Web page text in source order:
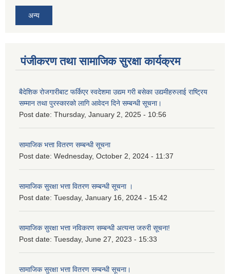
अन्य
पंजीकरण तथा सामाजिक सुरक्षा कार्यक्रम
बैदेशिक रोजगारीबाट फर्किएर स्वदेशमा उद्यम गरी बसेका उद्यमीहरुलाई राष्‍ट्रिय
सम्मान तथा पुरस्कारको लागि आवेदन दिने सम्बन्धी सूचना।
Post date: Thursday, January 2, 2025 - 10:56
सामाजिक भत्ता वितरण सम्बन्धी सूचना
Post date: Wednesday, October 2, 2024 - 11:37
सामाजिक सुरक्षा भत्ता वितरण सम्बन्धी सूचना ।
Post date: Tuesday, January 16, 2024 - 15:42
सामाजिक सुरक्षा भत्ता नविकरण सम्बन्धी अत्यन्त जरुरी सूचना!
Post date: Tuesday, June 27, 2023 - 15:33
सामाजिक सुरक्षा भत्ता वितरण सम्बन्धी सूचना।